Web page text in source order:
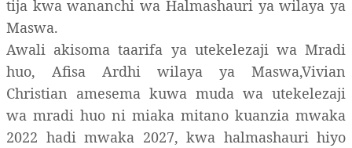
tija kwa wananchi wa Halmashauri ya wilaya ya
Maswa.
Awali akisoma taarifa ya utekelezaji wa Mradi
huo, Afisa Ardhi wilaya ya Maswa,Vivian
Christian amesema kuwa muda wa utekelezaji
wa mradi huo ni miaka mitano kuanzia mwaka
2022 hadi mwaka 2027, kwa halmashauri hiyo